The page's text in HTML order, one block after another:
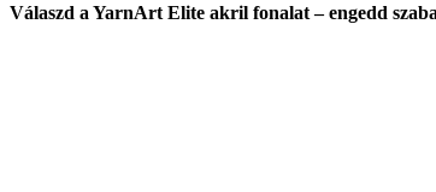
Válaszd a YarnArt Elite akril fonalat – engedd